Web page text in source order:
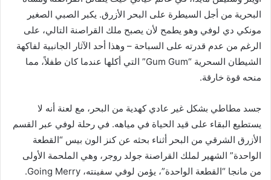
البحرية من أجل السيطرة على البحر الأزرق. يكبر الصبي الصغير
مونكي دي لوفي وهو يطمح لأن يصبح ملك القراصنة التالي، على
الرغم من عدم قدرته على السباحة – وهذا أحد الآثار الجانبية لفاكهة
الشيطان السحرية “Gum Gum” التي أكلها عندما كان طفلاً، مما
منحه قوة خارقة.
جسد مطاطي بشكل غير عادي كهدية من البحر، مع لعنة أنه لا
يستطيع البقاء على قيد الحياة في مياهه. في رحلة لوفي عبر القسم
الأزرق الشرقي من البحر أثناء بحثه عن كنز الون بيس “القطعة
الواحدة” الشهير لملك القراصنة جولد روجر، وهي الملحمة الأولى
من مانجا “القطعة الواحدة”، يؤمن لوفي سفينته، ​​Going Merry.